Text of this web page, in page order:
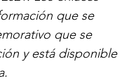
que se
que se
y está disponible